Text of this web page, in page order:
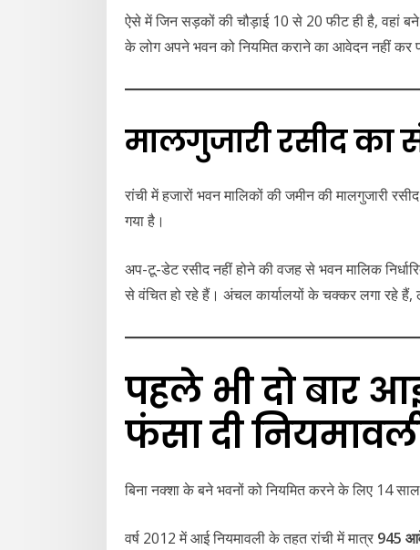
ऐसे में जिन सड़कों की चौड़ाई 10 से 20 फीट ही है, वहां
के लोग अपने भवन को नियमित कराने का आवेदन नहीं कर
मालगुजारी रसीद का
रांची में हजारों भवन मालिकों की जमीन की मालगुजारी
गया है।
अप-टू-डेट रसीद नहीं होने की वजह से भवन मालिक
से वंचित हो रहे हैं। अंचल कार्यालयों के चक्कर लगा रहे हैं,
पहले भी दो बार
फंसा दी
बिना नक्शा के बने भवनों को नियमित करने के लिए 14
वर्ष 2012 में आई नियमावली के तहत रांची में मात्र 945